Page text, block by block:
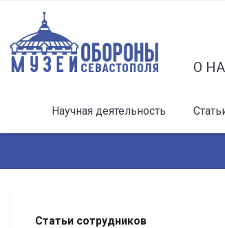
О
Научная деятельность
Статьи сотрудников